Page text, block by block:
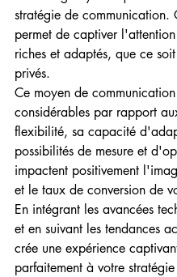
stratégie de communication.
permet de captiver
riches et adaptés, que ce
privés.
Ce moyen de
considérables par rapport
flexibilité, sa capacité
possibilités de mesure et
impactent positivement
et le taux de conversion de
En intégrant les avancées
et en suivant les tendances
crée une expérience
parfaitement à votre